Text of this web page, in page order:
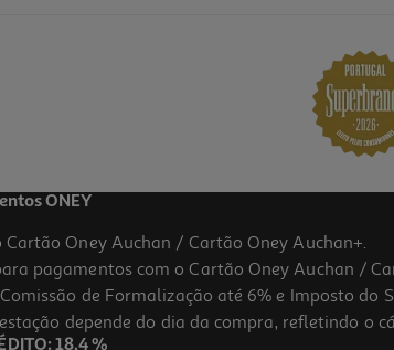
ONEY
Oney Auchan / Cartão Oney Auchan+.
pagamentos com o Cartão Oney Auchan /
de Formalização até 6% e Imposto do
depende do dia da compra, refletindo o
18,4 %